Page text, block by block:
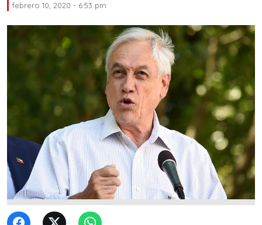
febrero 10, 2020 - 6:53 pm